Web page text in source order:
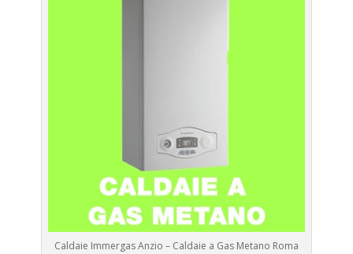
Caldaie Immergas Anzio – Caldaie a Gas Metano Roma